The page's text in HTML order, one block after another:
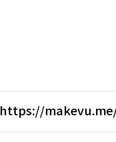
https://